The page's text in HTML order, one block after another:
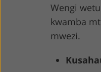
Wengi
kwamba
mwezi.